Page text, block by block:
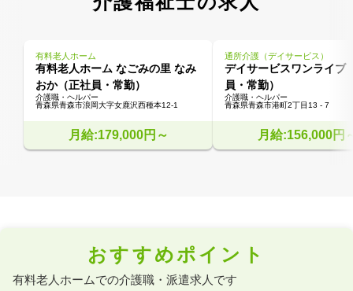
有料老人ホーム
有料老人ホーム なごみの里 なみ
おか（正社員・常勤）
介護職・ヘルパー
青森県青森市浪岡大字女鹿沢西種本12-1
月給:179,000円～
通所介護（デイサービス）
デイサービスワンライブ
員・常勤）
介護職・ヘルパー
青森県青森市港町2丁目13 - 7
月給:156,000円
おすすめポイント
有料老人ホームでの介護職・派遣求人です